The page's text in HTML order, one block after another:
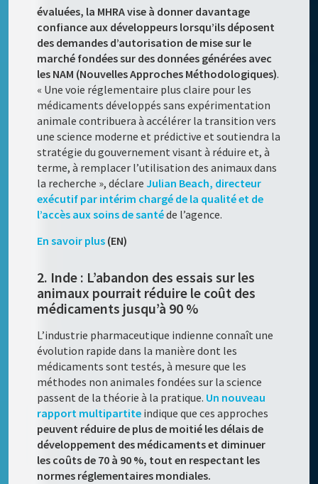
évaluées, la MHRA vise à donner davantage
confiance aux développeurs lorsqu’ils déposent
des demandes d’autorisation de mise sur le
marché fondées sur des données générées avec
les NAM (Nouvelles Approches Méthodologiques).
« Une voie réglementaire plus claire pour les
médicaments développés sans expérimentation
animale contribuera à accélérer la transition vers
une science moderne et prédictive et soutiendra la
stratégie du gouvernement visant à réduire et, à
terme, à remplacer l’utilisation des animaux dans
la recherche », déclareJulian Beach, directeur
exécutif par intérim chargé de la qualité et de
l’accès aux soins de santéde l’agence.
En savoir plus (EN)
2. Inde : L’abandon des essais sur les
animaux pourrait réduire le coût des
médicaments jusqu’à 90 %
L’industrie pharmaceutique indienne connaît une
évolution rapide dans la manière dont les
médicaments sont testés, à mesure que les
méthodes non animales fondées sur la science
passent de la théorie à la pratique. Un nouveau
rapport multipartite indique que ces approches
peuvent réduire de plus de moitié les délais de
développement des médicaments et diminuer
les coûts de 70 à 90 %, tout en respectant les
normes réglementaires mondiales.